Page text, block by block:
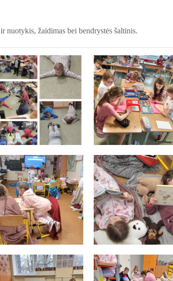
nuotykis, žaidimas bei bendrystės šaltinis.